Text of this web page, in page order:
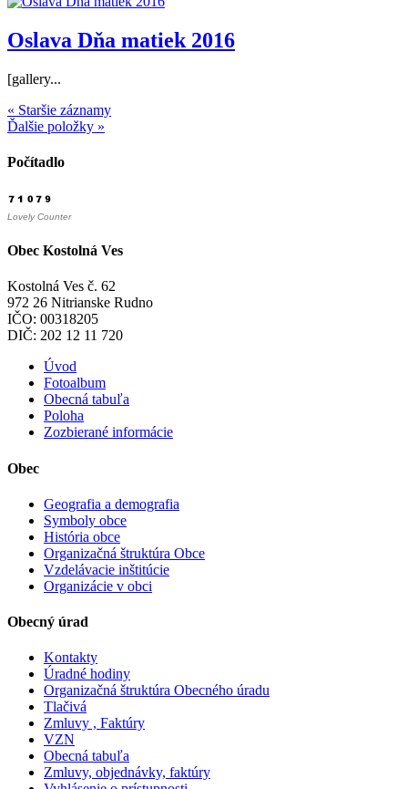
Oslava Dňa matiek 2016
[gallery...
« Staršie záznamy
Ďalšie položky »
Počítadlo
Lovely Counter
Obec Kostolná Ves
Kostolná Ves č. 62
972 26 Nitrianske Rudno
IČO: 00318205
DIČ: 202 12 11 720
Úvod
Fotoalbum
Obecná tabuľa
Poloha
Zozbierané informácie
Obec
Geografia a demografia
Symboly obce
História obce
Organizačná štruktúra Obce
Vzdelávacie inštitúcie
Organizácie v obci
Obecný úrad
Kontakty
Úradné hodiny
Organizačná štruktúra Obecného úradu
Tlačivá
Zmluvy , Faktúry
VZN
Obecná tabuľa
Zmluvy, objednávky, faktúry